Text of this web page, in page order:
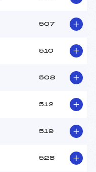
SITE NORDIQUE
10 km
1445 m
2013.47.1
U16->M12
507
510
508
512
519
528